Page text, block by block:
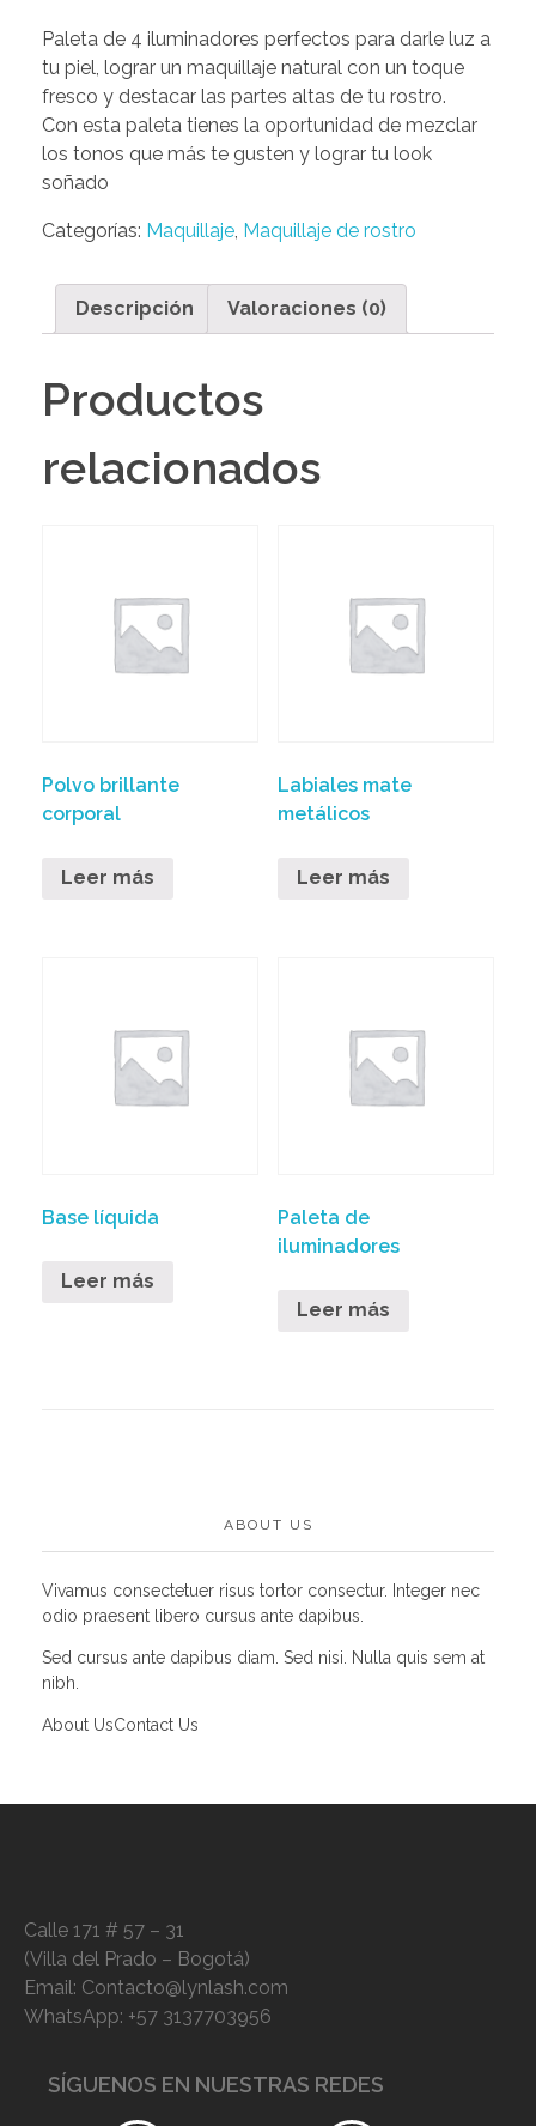
Paleta de 4 iluminadores perfectos para darle luz a
tu piel, lograr un maquillaje natural con un toque
fresco y destacar las partes altas de tu rostro.
Con esta paleta tienes la oportunidad de mezclar
los tonos que más te gusten y lograr tu look
soñado
Categorías: Maquillaje, Maquillaje de rostro
Descripción Valoraciones (0)
Productos
relacionados
Polvo brillante
corporal
Leer más
Labiales mate
metálicos
Leer más
Base líquida
Leer más
Paleta de
iluminadores
Leer más
ABOUT US
Vivamus consectetuer risus tortor consectur. Integer nec
odio praesent libero cursus ante dapibus.
Sed cursus ante dapibus diam. Sed nisi. Nulla quis sem at
nibh.
About UsContact Us
Calle 171 # 57 – 31
(Villa del Prado – Bogotá)
Email: Contacto@lynlash.com
WhatsApp: +57 3137703956
SÍGUENOS EN NUESTRAS REDES